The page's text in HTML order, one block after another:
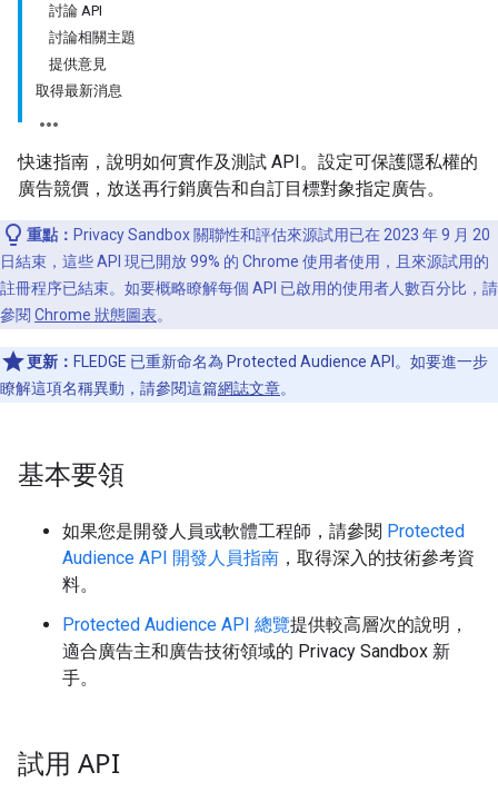
討論 API
討論相關主題
提供意見
取得最新消息
快速指南，說明如何實作及測試 API。設定可保護隱私權的
廣告競價，放送再行銷廣告和自訂目標對象指定廣告。
重點： Privacy Sandbox 關聯性和評估來源試用已在 2023 年 9 月 20
日結束，這些 API 現已開放 99% 的 Chrome 使用者使用，且來源試用的
註冊程序已結束。如要概略瞭解每個 API 已啟用的使用者人數百分比，請
參閱 Chrome 狀態圖表。
更新： FLEDGE 已重新命名為 Protected Audience API。如要進一步
瞭解這項名稱異動，請參閱這篇網誌文章。
基本要領
如果您是開發人員或軟體工程師，請參閱 Protected
Audience API 開發人員指南 ，取得深入的技術參考資
料。
Protected Audience API 總覽提供較高層次的說明，
適合廣告主和廣告技術領域的 Privacy Sandbox 新
手。
試用 API